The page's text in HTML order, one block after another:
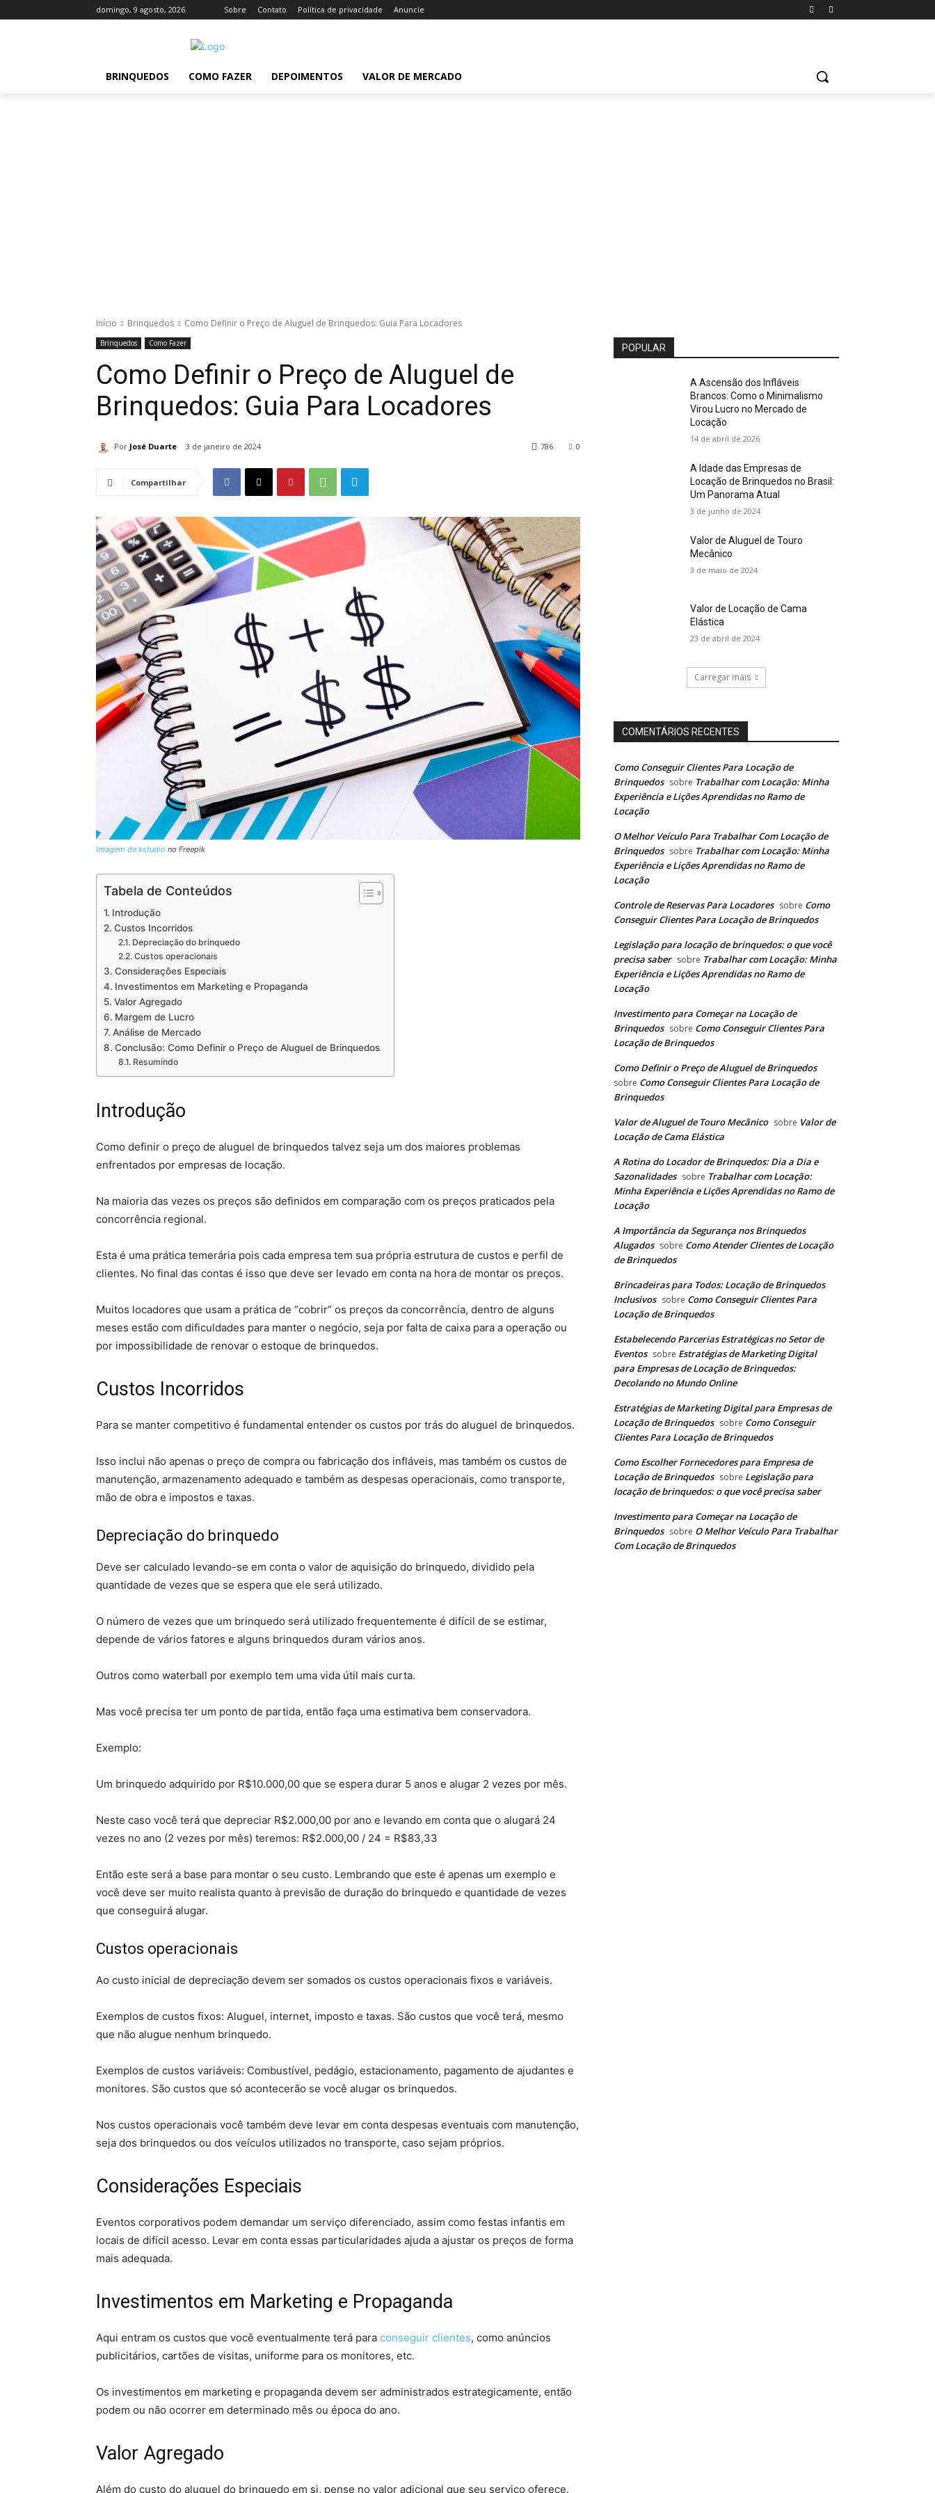
domingo, 9 agosto, 2026 Sobre Contato Política de privacidade Anuncie
BRINQUEDOS COMO FAZER DEPOIMENTOS VALOR DE MERCADO
Início Brinquedos Como Definir o Preço de Aluguel de Brinquedos: Guia Para Locadores
Brinquedos Como Fazer
Como Definir o Preço de Aluguel de
Brinquedos: Guia Para Locadores
Por José Duarte 3 de janeiro de 2024 0
786
Compartilhar
Imagem de kstudio no Freepik
Tabela de Conteúdos
Introdução
Custos Incorridos
Depreciação do brinquedo
Custos operacionais
Considerações Especiais
Investimentos em Marketing e Propaganda
Valor Agregado
Margem de Lucro
Análise de Mercado
Conclusão: Como Definir o Preço de Aluguel de Brinquedos
Resumindo
Introdução
Como definir o preço de aluguel de brinquedos talvez seja um dos maiores problemas
enfrentados por empresas de locação.
Na maioria das vezes os preços são definidos em comparação com os preços praticados pela
concorrência regional.
Esta é uma prática temerária pois cada empresa tem sua própria estrutura de custos e perfil de
clientes. No final das contas é isso que deve ser levado em conta na hora de montar os preços.
Muitos locadores que usam a prática de “cobrir” os preços da concorrência, dentro de alguns
meses estão com dificuldades para manter o negócio, seja por falta de caixa para a operação ou
por impossibilidade de renovar o estoque de brinquedos.
Custos Incorridos
Para se manter competitivo é fundamental entender os custos por trás do aluguel de brinquedos.
Isso inclui não apenas o preço de compra ou fabricação dos infláveis, mas também os custos de
manutenção, armazenamento adequado e também as despesas operacionais, como transporte,
mão de obra e impostos e taxas.
Depreciação do brinquedo
Deve ser calculado levando-se em conta o valor de aquisição do brinquedo, dividido pela
quantidade de vezes que se espera que ele será utilizado.
O número de vezes que um brinquedo será utilizado frequentemente é difícil de se estimar,
depende de vários fatores e alguns brinquedos duram vários anos.
Outros como waterball por exemplo tem uma vida útil mais curta.
Mas você precisa ter um ponto de partida, então faça uma estimativa bem conservadora.
Exemplo:
Um brinquedo adquirido por R$10.000,00 que se espera durar 5 anos e alugar 2 vezes por mês.
Neste caso você terá que depreciar R$2.000,00 por ano e levando em conta que o alugará 24
vezes no ano (2 vezes por mês) teremos: R$2.000,00 / 24 = R$83,33
Então este será a base para montar o seu custo. Lembrando que este é apenas um exemplo e
você deve ser muito realista quanto à previsão de duração do brinquedo e quantidade de vezes
que conseguirá alugar.
Custos operacionais
Ao custo inicial de depreciação devem ser somados os custos operacionais fixos e variáveis.
Exemplos de custos fixos: Aluguel, internet, imposto e taxas. São custos que você terá, mesmo
que não alugue nenhum brinquedo.
Exemplos de custos variáveis: Combustível, pedágio, estacionamento, pagamento de ajudantes e
monitores. São custos que só acontecerão se você alugar os brinquedos.
Nos custos operacionais você também deve levar em conta despesas eventuais com manutenção,
seja dos brinquedos ou dos veículos utilizados no transporte, caso sejam próprios.
Considerações Especiais
Eventos corporativos podem demandar um serviço diferenciado, assim como festas infantis em
locais de difícil acesso. Levar em conta essas particularidades ajuda a ajustar os preços de forma
mais adequada.
Investimentos em Marketing e Propaganda
Aqui entram os custos que você eventualmente terá para conseguir clientes, como anúncios
publicitários, cartões de visitas, uniforme para os monitores, etc.
Os investimentos em marketing e propaganda devem ser administrados estrategicamente, então
podem ou não ocorrer em determinado mês ou época do ano.
Valor Agregado
Além do custo do aluguel do brinquedo em si, pense no valor adicional que seu serviço oferece.
POPULAR
A Ascensão dos Infláveis
Brancos: Como o Minimalismo
Virou Lucro no Mercado de
Locação
14 de abril de 2026
A Idade das Empresas de
Locação de Brinquedos no Brasil:
Um Panorama Atual
3 de junho de 2024
Valor de Aluguel de Touro
Mecânico
3 de maio de 2024
Valor de Locação de Cama
Elástica
23 de abril de 2024
Carregar mais
COMENTÁRIOS RECENTES
Como Conseguir Clientes Para Locação de
Brinquedos sobre Trabalhar com Locação: Minha
Experiência e Lições Aprendidas no Ramo de
Locação
O Melhor Veículo Para Trabalhar Com Locação de
Brinquedos sobre Trabalhar com Locação: Minha
Experiência e Lições Aprendidas no Ramo de
Locação
Controle de Reservas Para Locadores sobre Como
Conseguir Clientes Para Locação de Brinquedos
Legislação para locação de brinquedos: o que você
precisa saber sobre Trabalhar com Locação: Minha
Experiência e Lições Aprendidas no Ramo de
Locação
Investimento para Começar na Locação de
Brinquedos sobre Como Conseguir Clientes Para
Locação de Brinquedos
Como Definir o Preço de Aluguel de Brinquedos
sobre Como Conseguir Clientes Para Locação de
Brinquedos
Valor de Aluguel de Touro Mecânico sobre Valor de
Locação de Cama Elástica
A Rotina do Locador de Brinquedos: Dia a Dia e
Sazonalidades sobre Trabalhar com Locação:
Minha Experiência e Lições Aprendidas no Ramo de
Locação
A Importância da Segurança nos Brinquedos
Alugados sobre Como Atender Clientes de Locação
de Brinquedos
Brincadeiras para Todos: Locação de Brinquedos
Inclusivos sobre Como Conseguir Clientes Para
Locação de Brinquedos
Estabelecendo Parcerias Estratégicas no Setor de
Eventos sobre Estratégias de Marketing Digital
para Empresas de Locação de Brinquedos:
Decolando no Mundo Online
Estratégias de Marketing Digital para Empresas de
Locação de Brinquedos sobre Como Conseguir
Clientes Para Locação de Brinquedos
Como Escolher Fornecedores para Empresa de
Locação de Brinquedos sobre Legislação para
locação de brinquedos: o que você precisa saber
Investimento para Começar na Locação de
Brinquedos sobre O Melhor Veículo Para Trabalhar
Com Locação de Brinquedos